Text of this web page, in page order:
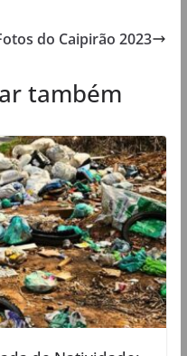
do Caipirão 2023
também